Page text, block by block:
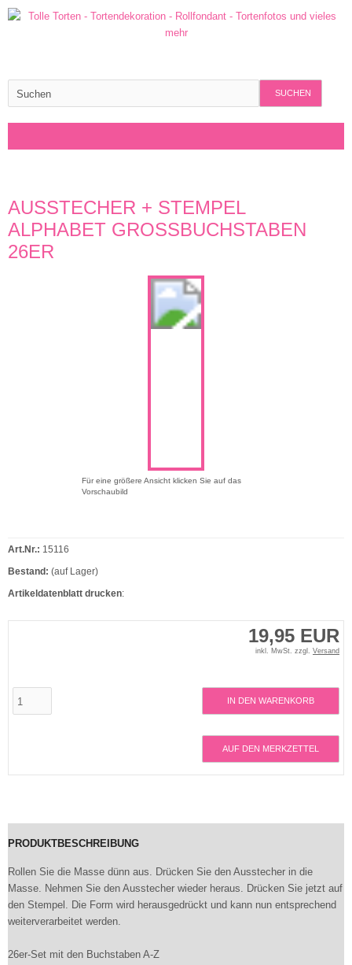
SUCHEN
AUSSTECHER + STEMPEL
ALPHABET GROSSBUCHSTABEN 2
6ER
Für eine größere Ansicht klicken Sie auf das
Vorschaubild
19,95 EUR
inkl. MwSt. zzgl. Versand
IN DEN WARENKORB
AUF DEN MERKZETTEL
Art.Nr.: 15116
Bestand: (auf Lager)
Artikeldatenblatt drucken:
PRODUKTBESCHREIBUNG
Rollen Sie die Masse dünn aus. Drücken Sie den Ausstecher in die
Masse. Nehmen Sie den Ausstecher wieder heraus. Drücken Sie jetzt auf
den Stempel. Die Form wird herausgedrückt und kann nun entsprechend
weiterverarbeitet werden.
26er-Set mit den Buchstaben A-Z